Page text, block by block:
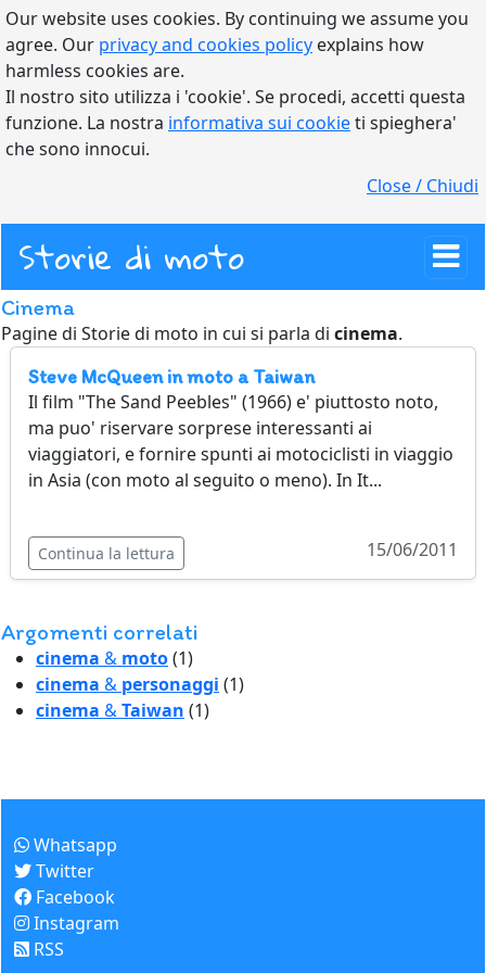
Our website uses cookies. By continuing we assume you
agree. Our privacy and cookies policy explains how
harmless cookies are.
Il nostro sito utilizza i 'cookie'. Se procedi, accetti questa
funzione. La nostra informativa sui cookieti spieghera'
che sono innocui.
Close / Chiudi
Storie di moto
Cinema
Pagine di Storie di moto in cui si parla di cinema.
Steve McQueen in moto a Taiwan
Il film "The Sand Peebles" (1966) e' piuttosto noto,
ma puo' riservare sorprese interessanti ai
viaggiatori, e fornire spunti ai motociclisti in viaggio
in Asia (con moto al seguito o meno). In It...
Continua la lettura 15/06/2011
Argomenti correlati
cinema & moto(1)
cinema & personaggi (1)
cinema &Taiwan (1)
Whatsapp
Twitter
Facebook
Instagram
RSS